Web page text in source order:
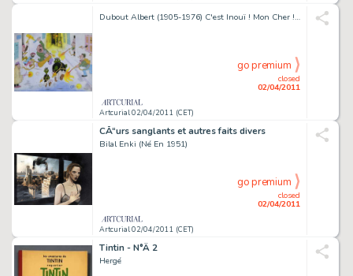
Dubout Albert (1905-1976) C'est Inouï ! Mon Cher ! on Ne Peut Plus Sortir Ce Soir !.. Encre de Chine, Gouache Et Encre de Coule...
Artcurial 02/04/2011 (CET)
closed
02/04/2011
go premium
CÅ“urs sanglants et autres faits divers
Bilal Enki (Né En 1951)
Artcurial 02/04/2011 (CET)
closed
02/04/2011
go premium
Tintin - N°Â 2
Hergé